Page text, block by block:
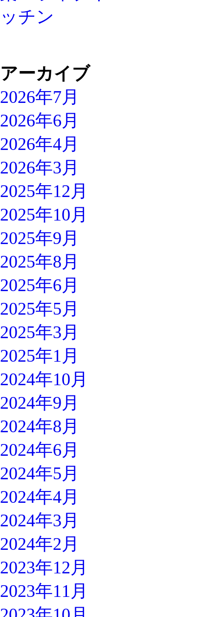
アーカイブ
2026年7月
2026年6月
2026年4月
2026年3月
2025年12月
2025年10月
2025年9月
2025年8月
2025年6月
2025年5月
2025年3月
2025年1月
2024年10月
2024年9月
2024年8月
2024年6月
2024年5月
2024年4月
2024年3月
2024年2月
2023年12月
2023年11月